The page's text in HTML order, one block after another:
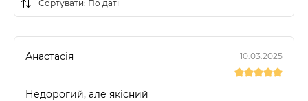
Анастасія 10.03.2025
Недорогий, але якісний